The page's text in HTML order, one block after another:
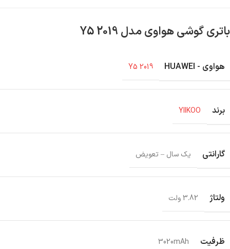
باتری گوشی هواوی مدل Y5 2019
هواوی - HUAWEI Y5 2019
برند YIIKOO
گارانتی یک سال – تعویض
ولتاژ 3.82 ولت
ظرفیت 3020mAh